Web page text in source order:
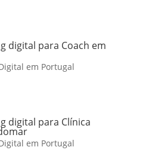
digital para Coach em
em Portugal
digital para Clínica
em Portugal